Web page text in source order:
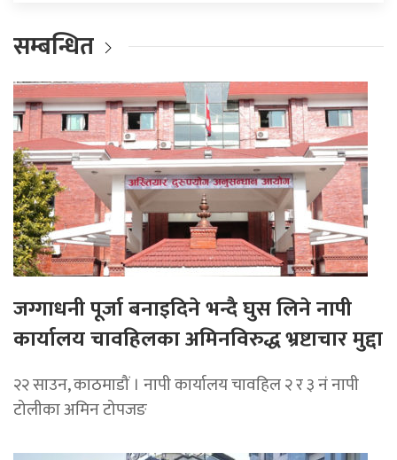
सम्बन्धित
जग्गाधनी पूर्जा बनाइदिने भन्दै घुस लिने नापी
कार्यालय चावहिलका अमिनविरुद्ध भ्रष्टाचार मुद्दा
२२ साउन, काठमाडौं । नापी कार्यालय चावहिल २ र ३ नं नापी
टोलीका अमिन टोपजङ